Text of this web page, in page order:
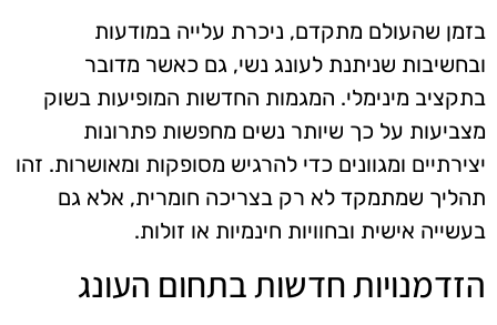
בזמן שהעולם מתקדם, ניכרת עלייה במודעות
ובחשיבות שניתנת לעונג נשי, גם כאשר מדובר
בתקציב מינימלי. המגמות החדשות המופיעות בשוק
מצביעות על כך שיותר נשים מחפשות פתרונות
יצירתיים ומגוונים כדי להרגיש מסופקות ומאושרות. זהו
תהליך שמתמקד לא רק בצריכה חומרית, אלא גם
בעשייה אישית ובחוויות חינמיות או זולות.
הזדמנויות חדשות בתחום העונג